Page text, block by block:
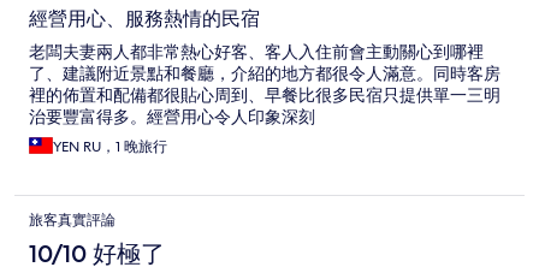
經營用心、服務熱情的民宿
老闆夫妻兩人都非常熱心好客、客人入住前會主動關心到哪裡
了、建議附近景點和餐廳，介紹的地方都很令人滿意。同時客房
裡的佈置和配備都很貼心周到、早餐比很多民宿只提供單一三明
治要豐富得多。經營用心令人印象深刻
YEN RU，1 晚旅行
旅客真實評論
10/10 好極了